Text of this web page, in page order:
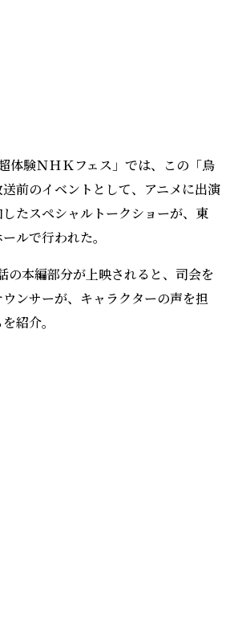
の本編部分が上映されると、司会を
ンサーが、キャラクターの声を担
紹介。